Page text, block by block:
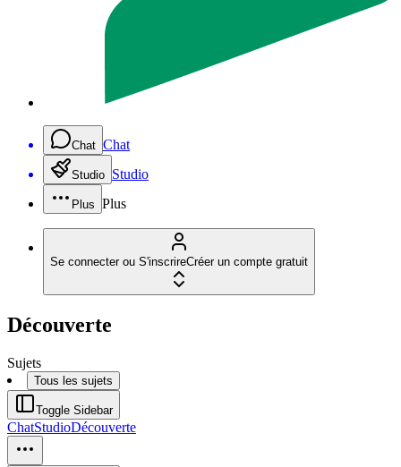
Chat Chat
Studio Studio
Plus Plus
Se connecter ou S'inscrireCréer un compte gratuit
Découverte
Sujets
Tous les sujets
Toggle Sidebar
ChatStudioDécouverte